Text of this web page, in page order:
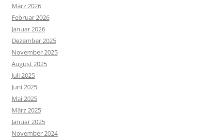
März 2026
Februar 2026
Januar 2026
Dezember 2025
November 2025
August 2025
Juli 2025
Juni 2025
Mai 2025
März 2025
Januar 2025
November 2024